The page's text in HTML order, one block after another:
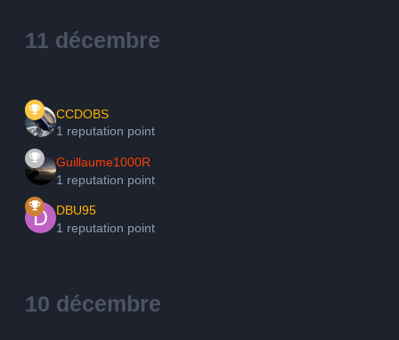
11 décembre
CCDOBS
1 reputation point
Guillaume1000R
1 reputation point
DBU95
1 reputation point
10 décembre